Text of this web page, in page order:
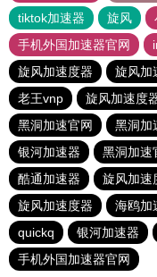
tiktok加速器
旋风
手机外国加速器官网
旋风加速度器
旋风加
老王vnp
旋风加速度
黑洞加速官网
黑洞加
银河加速器
黑洞加速
酷通加速器
旋风加速
旋风加速度器
海鸥加
quickq
银河加速器
手机外国加速器官网